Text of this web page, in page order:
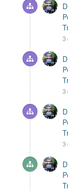
3
3
3